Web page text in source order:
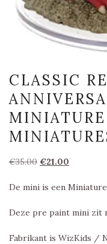
CLASSIC
€35.00 Oorspronkelijke
was:
€21.00
is:
De mini is een
Deze pre paint mini zit
Fabrikant is WizKids /